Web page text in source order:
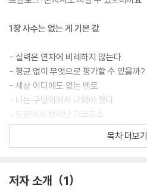
1장 사수는 없는 게 기본 값
- 실력은 연차에 비례하지 않는다
- 평균 없이 무엇으로 평가할 수 있을까?
- 세상 어디에도 없는 멘토
- 나는 구덩이에서 나와야 했다
- 도로에서 벗어난 다크호스
2장 나는 뭘 알고 뭘 모를까 : 자기 발견
- 내 일을 뭐라고 소개할까
목차 더보기
저자 소개 1